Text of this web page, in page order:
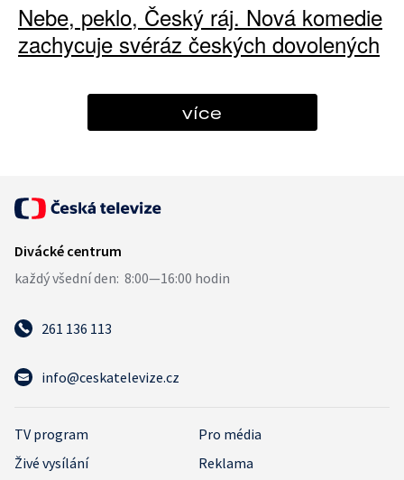
Nebe, peklo, Český ráj. Nová komedie
zachycuje svéráz českých dovolených
více
261 136 113
info@ceskatelevize.cz
TV program
Pro média
Živé vysílání
Reklama